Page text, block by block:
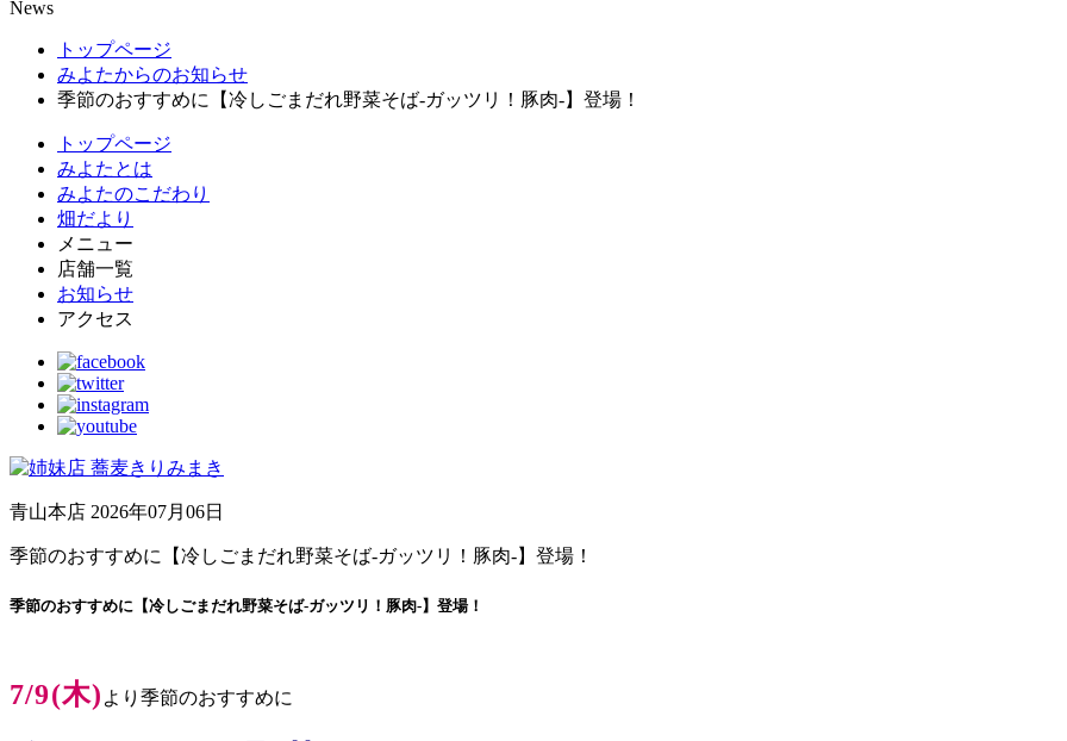
News
トップページ
みよたからのお知らせ
季節のおすすめに【冷しごまだれ野菜そば-ガッツリ！豚肉-】登場！
トップページ
みよたとは
みよたのこだわり
畑だより
メニュー
店舗一覧
お知らせ
アクセス
青山本店 2026年07月06日
季節のおすすめに【冷しごまだれ野菜そば-ガッツリ！豚肉-】登場！
季節のおすすめに【冷しごまだれ野菜そば-ガッツリ！豚肉-】登場！
7/9(木) より季節のおすすめに